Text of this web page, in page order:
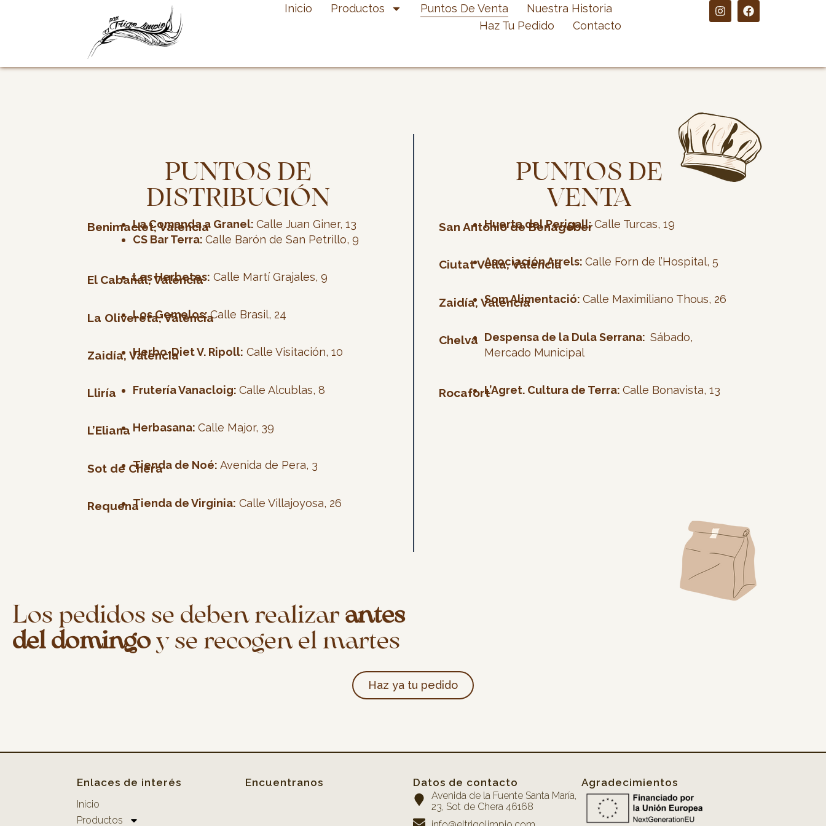
Inicio Productos Puntos De Venta
Nuestra Historia
Haz Tu Pedido
Contacto
I
n
r
F
a
o
PUNTOS DE
DISTRIBUCIÓN
Benimaclet, Valencia
La Comanda a Granel: Calle Juan Giner, 13
CS Bar Terra: Calle Barón de San Petrillo, 9
El Cabañal, Valencia
Les Herbetes: Calle Martí Grajales, 9
La Olivereta, Valencia
Los Gemelos:Calle Brasil, 24
Zaidía, ValenciaHerbo-Diet V. Ripoll: Calle Visitación, 10
Lliría Frutería Vanacloig: Calle Alcublas, 8
L’Eliana Herbasana: Calle Major, 39
Sot de CheraTienda de Noé: Avenida de Pera, 3
RequenaTienda de Virginia: Calle Villajoyosa, 26
PUNTOS DE
VENTA
San Antonio de Benagéber
Huerta del Perigall:Calle Turcas, 19
Ciutat Vella, Valencia
Asociación Arrels: Calle Forn de l’Hospital, 5
Zaidía, ValenciaSom Alimentació: Calle Maximiliano Thous, 26
Chelva Despensa de la Dula Serrana: Sábado,
Mercado Municipal
RocafortL’Agret. Cultura de Terra: Calle Bonavista, 13
Los pedidos se deben realizarantes
del domingoy se recogen el martes
Haz ya tu pedido
Enlaces de interés
Inicio
Productos
Encuentranos Datos de contacto
Avenida de la Fuente Santa María,
23, Sot de Chera 46168
Agradecimientos